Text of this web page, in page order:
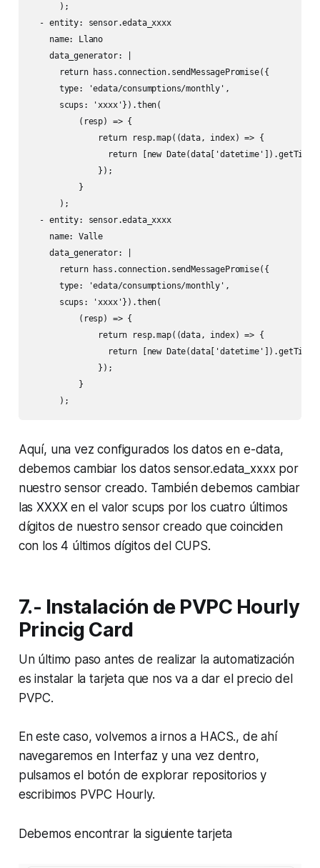
      );
  - entity: sensor.edata_xxxx
    name: Llano
    data_generator: |
      return hass.connection.sendMessagePromise({
      type: 'edata/consumptions/monthly',
      scups: 'xxxx'}).then(
          (resp) => {
              return resp.map((data, index) => {
return [new
              });
          }
      );
  - entity: sensor.edata_xxxx
    name: Valle
    data_generator: |
      return hass.connection.sendMessagePromise({
      type: 'edata/consumptions/monthly',
      scups: 'xxxx'}).then(
          (resp) => {
              return resp.map((data, index) => {
return [new
              });
          }
      );
Aquí, una vez configurados los datos en e-data,
debemos cambiar los datos sensor.edata_xxxx por
nuestro sensor creado. También debemos cambiar
las XXXX en el valor scups por los cuatro últimos
dígitos de nuestro sensor creado que coinciden
con los 4 últimos dígitos del CUPS.
7.- Instalación de PVPC Hourly
Princig Card
Un último paso antes de realizar la automatización
es instalar la tarjeta que nos va a dar el precio del
PVPC.
En este caso, volvemos a irnos a HACS., de ahí
navegaremos en Interfaz y una vez dentro,
pulsamos el botón de explorar repositorios y
escribimos PVPC Hourly.
Debemos encontrar la siguiente tarjeta